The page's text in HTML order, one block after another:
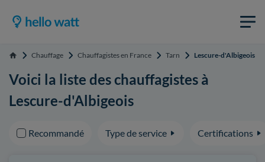
Accueil Chauffage Chauffagistes en France Tarn Lescure-d'Albigeois
Voici la liste des chauffagistes à
Lescure-d'Albigeois
Recommandé Type de service Certifications